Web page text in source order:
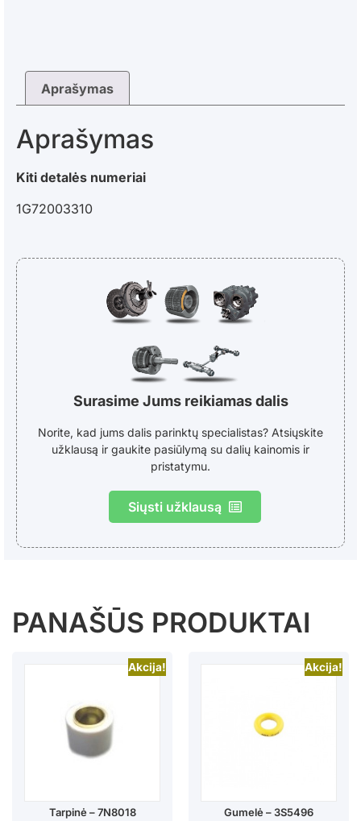
Aprašymas
Aprašymas
Kiti detalės numeriai
1G72003310
Surasime Jums reikiamas dalis
Norite, kad jums dalis parinktų specialistas? Atsiųskite
užklausą ir gaukite pasiūlymą su dalių kainomis ir
pristatymu.
Siųsti užklausą
PANAŠŪS PRODUKTAI
Akcija!
Tarpinė – 7N8018
Akcija!
Gumelė – 3S5496